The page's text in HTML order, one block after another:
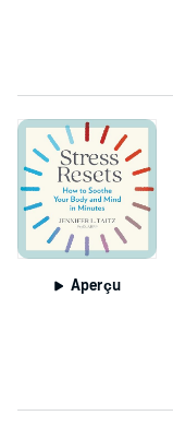
Aperçu